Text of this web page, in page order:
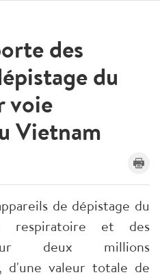
des
du
voie
Vietnam
de dépistage du
respiratoire et des
deux millions
d'une valeur totale de